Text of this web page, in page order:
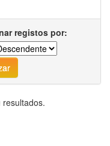
registos por: